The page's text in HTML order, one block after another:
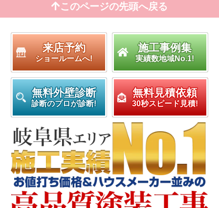
このページの先頭へ戻る
来店予約
ショールームへ!
施工事例集
実績数地域No.1!
無料外壁診断
診断のプロが診断!
無料見積依頼
30秒スピード見積!